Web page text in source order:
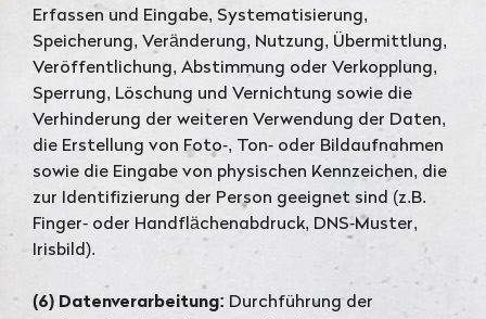
Erfassen und Eingabe, Systematisierung,
Speicherung, Veränderung, Nutzung, Übermittlung,
Veröffentlichung, Abstimmung oder Verkopplung,
Sperrung, Löschung und Vernichtung sowie die
Verhinderung der weiteren Verwendung der Daten,
die Erstellung von Foto-, Ton- oder Bildaufnahmen
sowie die Eingabe von physischen Kennzeichen, die
zur Identifizierung der Person geeignet sind (z.B.
Finger- oder Handflächenabdruck, DNS-Muster,
Irisbild).
(6) Datenverarbeitung: Durchführung der